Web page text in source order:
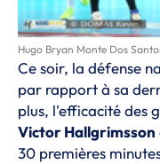
Hugo Bryan Monte Dos
Ce soir, la défense
par rapport à sa
plus, l'efficacité des
Victor Hallgrimsson
30 premières